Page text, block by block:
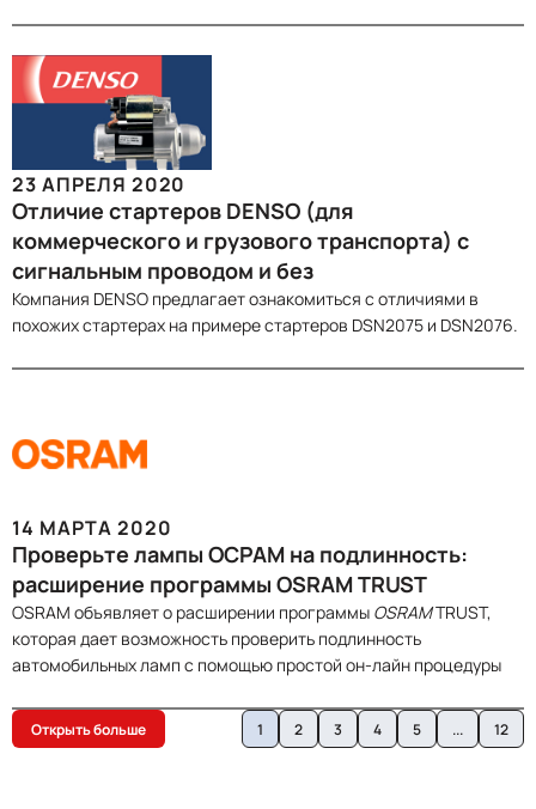
23 АПРЕЛЯ 2020
Отличие стартеров DENSO (для
коммерческого и грузового транспорта) с
сигнальным проводом и без
Компания DENSO предлагает ознакомиться с отличиями в
похожих стартерах на примере стартеров DSN2075 и DSN2076.
14 МАРТА 2020
Проверьте лампы ОСРАМ на подлинность:
расширение программы ОSRAM TRUST
OSRAM объявляет о расширении программы ОSRAMTRUST,
которая дает возможность проверить подлинность
автомобильных ламп с помощью простой он-лайн процедуры
Открыть больше 1 2 3 4 5 ... 12